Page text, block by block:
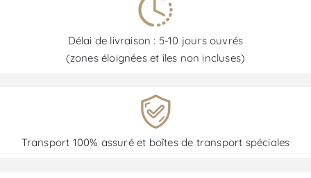
Délai de livraison : 5-10 jours ouvrés
(zones éloignées et îles non incluses)
Transport 100% assuré et boîtes de transport spéciales